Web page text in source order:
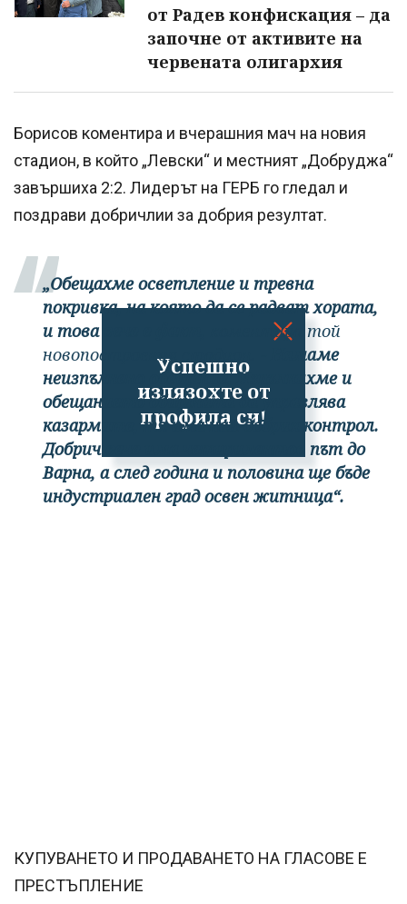
Успешно
излязохте от
профила си!
от Радев конфискация – да
започне от активите на
червената олигархия
Борисов коментира и вчерашния мач на новия
стадион, в който „Левски“ и местният „Добруджа“
завършиха 2:2. Лидерът на ГЕРБ го гледал и
поздрави добричлии за добрия резултат.
„Обещахме осветление и тревна
покривка, на която да се радват хората,
и това вече е факт,
коментира той
новопостроения стадион.
- Нямаме
неизпълнено обещание. Изпълнихме и
обещанието общината да управлява
казармите, тя има най-добрия контрол.
Добрич вече има четирилентов път до
Варна, а след година и половина ще бъде
индустриален град освен житница“.
КУПУВАНЕТО И ПРОДАВАНЕТО НА ГЛАСОВЕ Е
ПРЕСТЪПЛЕНИЕ